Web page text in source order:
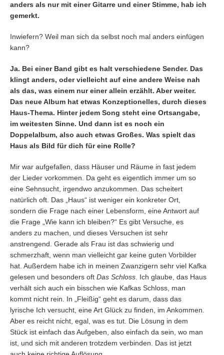
anders als nur mit einer Gitarre und einer Stimme, hab ich
gemerkt.
Inwiefern? Weil man sich da selbst noch mal anders einfügen
kann?
Ja. Bei einer Band gibt es halt verschiedene Sender. Das
klingt anders, oder vielleicht auf eine andere Weise nah
als das, was einem nur einer allein erzählt. Aber weiter.
Das neue Album hat etwas Konzeptionelles, durch dieses
Haus-Thema. Hinter jedem Song steht eine Ortsangabe,
im weitesten Sinne. Und dann ist es noch ein
Doppelalbum, also auch etwas Großes. Was spielt das
Haus als Bild für dich für eine Rolle?
Mir war aufgefallen, dass Häuser und Räume in fast jedem
der Lieder vorkommen. Da geht es eigentlich immer um so
eine Sehnsucht, irgendwo anzukommen. Das scheitert
natürlich oft. Das „Haus“ ist weniger ein konkreter Ort,
sondern die Frage nach einer Lebensform, eine Antwort auf
die Frage „Wie kann ich bleiben?“ Es gibt Versuche, es
anders zu machen, und dieses Versuchen ist sehr
anstrengend. Gerade als Frau ist das schwierig und
schmerzhaft, wenn man vielleicht gar keine guten Vorbilder
hat. Außerdem habe ich in meinen Zwanzigern sehr viel Kafka
gelesen und besonders oft Das Schloss . Ich glaube, das Haus
verhält sich auch ein bisschen wie Kafkas Schloss, man
kommt nicht rein. In „Fleißig“ geht es darum, dass das
lyrische Ich versucht, eine Art Glück zu finden, im Ankommen.
Aber es reicht nicht, egal, was es tut. Die Lösung in dem
Stück ist einfach das Aufgeben, also einfach da sein, wo man
ist, und sich mit anderen trotzdem verbinden. Das ist jetzt